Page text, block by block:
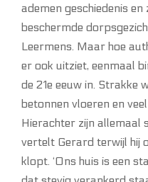
ademen geschiedenis
beschermde
Leermens. Maar hoe
er ook uitziet, eenmaal
de 21e eeuw in. Strakke
betonnen vloeren en
Hierachter zijn allemaal
vertelt Gerard terwijl hij
klopt. ‘Ons huis is een